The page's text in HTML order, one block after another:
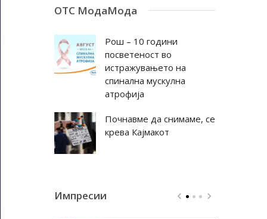
ОТС МодаМода
Рош – 10 години
посветеност во
истражувањето на
спинална мускулна
атрофија
Почнавме да снимаме, се
крева Кајмакот
Импресии